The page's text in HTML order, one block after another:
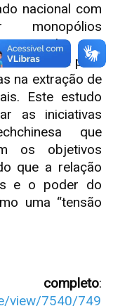
nacional com
monopólios
e revela um
estende para
na extração de
Este estudo
as iniciativas
que
os objetivos
que a relação
e o poder do
uma “tensão
:
view/7540/749